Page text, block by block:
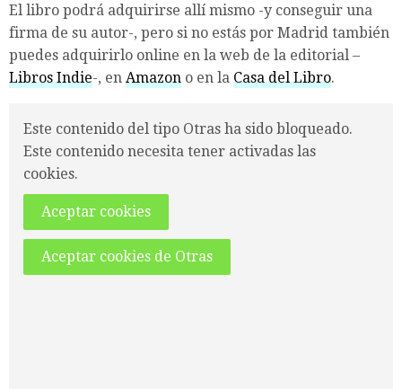
El libro podrá adquirirse allí mismo -y conseguir una
firma de su autor-, pero si no estás por Madrid también
puedes adquirirlo online en la web de la editorial –
Libros Indie-, en Amazon o en la Casa del Libro.
Este contenido del tipo Otras ha sido bloqueado.
Este contenido necesita tener activadas las
cookies.
Aceptar cookies
Aceptar cookies de Otras